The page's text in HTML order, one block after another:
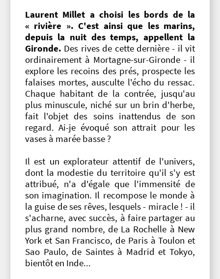
Laurent Millet a choisi les bords de la
« rivière ». C'est ainsi que les marins,
depuis la nuit des temps, appellent la
Gironde. Des rives de cette dernière - il vit
ordinairement à Mortagne-sur-Gironde - il
explore les recoins des prés, prospecte les
falaises mortes, ausculte l'écho du ressac.
Chaque habitant de la contrée, jusqu'au
plus minuscule, niché sur un brin d'herbe,
fait l'objet des soins inattendus de son
regard. Ai-je évoqué son attrait pour les
vases à marée basse ?
Il est un explorateur attentif de l'univers,
dont la modestie du territoire qu'il s'y est
attribué, n'a d'égale que l'immensité de
son imagination. Il recompose le monde à
la guise de ses rêves, lesquels - miracle ! - il
s'acharne, avec succès, à faire partager au
plus grand nombre, de La Rochelle à New
York et San Francisco, de Paris à Toulon et
Sao Paulo, de Saintes à Madrid et Tokyo,
bientôt en Inde...